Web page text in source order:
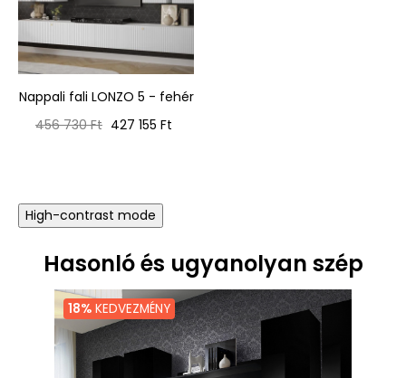
Nappali fali LONZO 5 - fehér
Normál
456 730 Ft Ár
427 155 Ft
High-contrast mode
Hasonló és ugyanolyan szép
18% KEDVEZMÉNY